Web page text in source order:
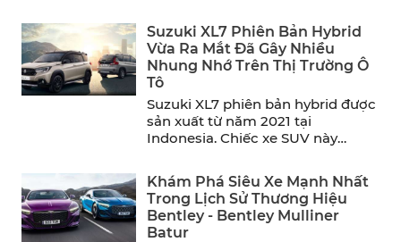
Suzuki XL7 Phiên Bản Hybrid
Vừa Ra Mắt Đã Gây Nhiều
Nhung Nhớ Trên Thị Trường Ô
Tô
Suzuki XL7 phiên bản hybrid được
sản xuất từ năm 2021 tại
Indonesia. Chiếc xe SUV này
Khám Phá Siêu Xe Mạnh Nhất
Trong Lịch Sử Thương Hiệu
Bentley - Bentley Mulliner
Batur